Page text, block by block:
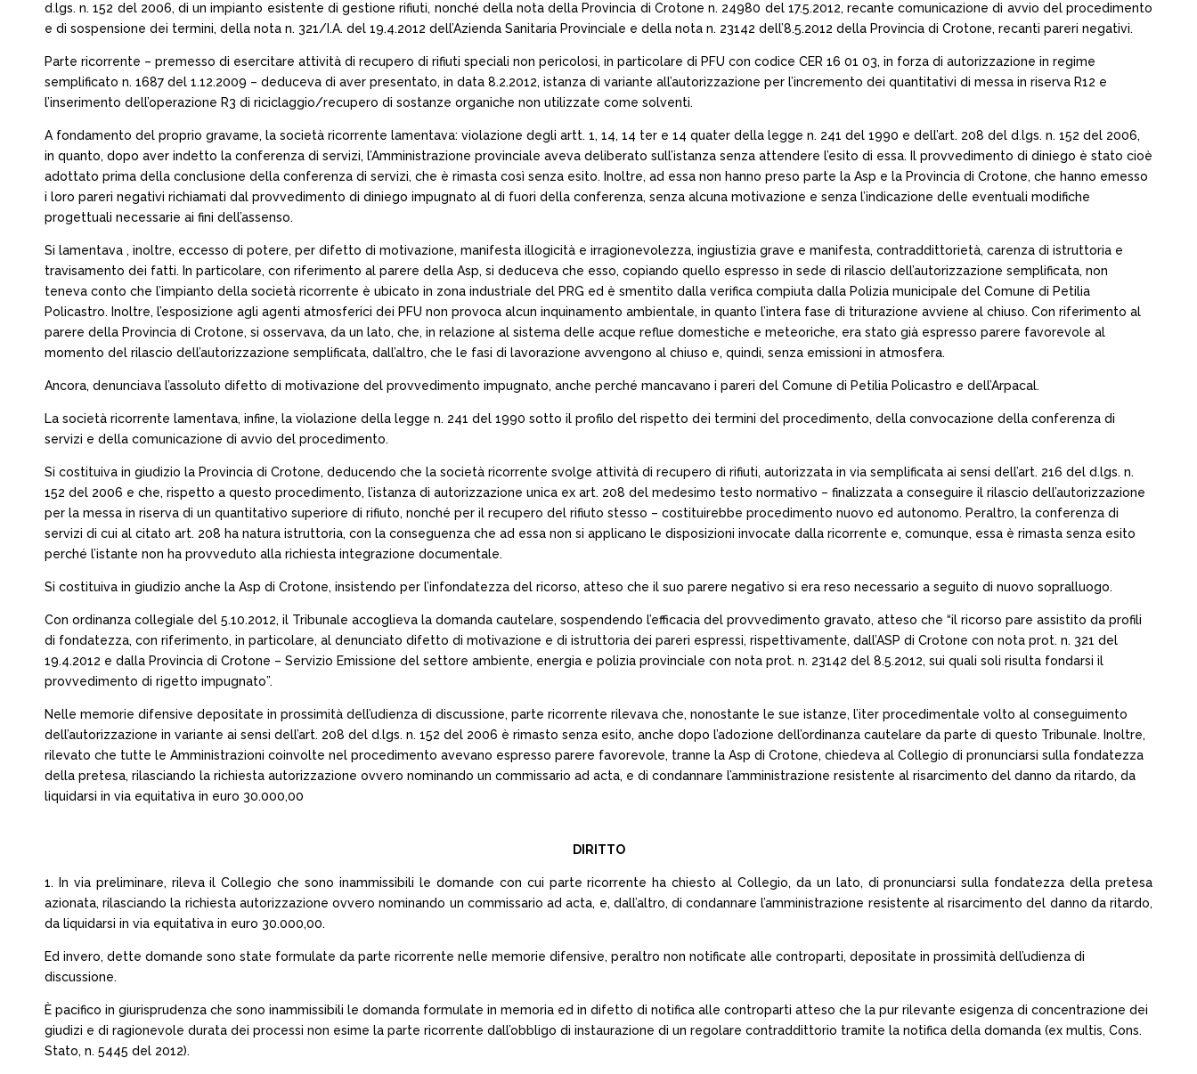
d.lgs. n. 152 del 2006, di un impianto esistente di gestione rifiuti, nonché della nota della Provincia di Crotone n. 24980 del 17.5.2012, recante comunicazione di avvio del procedimento
e di sospensione dei termini, della nota n. 321/I.A. del 19.4.2012 dell’Azienda Sanitaria Provinciale e della nota n. 23142 dell’8.5.2012 della Provincia di Crotone, recanti pareri negativi.
Parte ricorrente – premesso di esercitare attività di recupero di rifiuti speciali non pericolosi, in particolare di PFU con codice CER 16 01 03, in forza di autorizzazione in regime
semplificato n. 1687 del 1.12.2009 – deduceva di aver presentato, in data 8.2.2012, istanza di variante all’autorizzazione per l’incremento dei quantitativi di messa in riserva R12 e
l’inserimento dell’operazione R3 di riciclaggio/recupero di sostanze organiche non utilizzate come solventi.
A fondamento del proprio gravame, la società ricorrente lamentava: violazione degli artt. 1, 14, 14 ter e 14 quater della legge n. 241 del 1990 e dell’art. 208 del d.lgs. n. 152 del 2006,
in quanto, dopo aver indetto la conferenza di servizi, l’Amministrazione provinciale aveva deliberato sull’istanza senza attendere l’esito di essa. Il provvedimento di diniego è stato cioè
adottato prima della conclusione della conferenza di servizi, che è rimasta così senza esito. Inoltre, ad essa non hanno preso parte la Asp e la Provincia di Crotone, che hanno emesso
i loro pareri negativi richiamati dal provvedimento di diniego impugnato al di fuori della conferenza, senza alcuna motivazione e senza l’indicazione delle eventuali modifiche
progettuali necessarie ai fini dell’assenso.
Si lamentava , inoltre, eccesso di potere, per difetto di motivazione, manifesta illogicità e irragionevolezza, ingiustizia grave e manifesta, contraddittorietà, carenza di istruttoria e
travisamento dei fatti. In particolare, con riferimento al parere della Asp, si deduceva che esso, copiando quello espresso in sede di rilascio dell’autorizzazione semplificata, non
teneva conto che l’impianto della società ricorrente è ubicato in zona industriale del PRG ed è smentito dalla verifica compiuta dalla Polizia municipale del Comune di Petilia
Policastro. Inoltre, l’esposizione agli agenti atmosferici dei PFU non provoca alcun inquinamento ambientale, in quanto l’intera fase di triturazione avviene al chiuso. Con riferimento al
parere della Provincia di Crotone, si osservava, da un lato, che, in relazione al sistema delle acque reflue domestiche e meteoriche, era stato già espresso parere favorevole al
momento del rilascio dell’autorizzazione semplificata, dall’altro, che le fasi di lavorazione avvengono al chiuso e, quindi, senza emissioni in atmosfera.
Ancora, denunciava l’assoluto difetto di motivazione del provvedimento impugnato, anche perché mancavano i pareri del Comune di Petilia Policastro e dell’Arpacal.
La società ricorrente lamentava, infine, la violazione della legge n. 241 del 1990 sotto il profilo del rispetto dei termini del procedimento, della convocazione della conferenza di
servizi e della comunicazione di avvio del procedimento.
Si costituiva in giudizio la Provincia di Crotone, deducendo che la società ricorrente svolge attività di recupero di rifiuti, autorizzata in via semplificata ai sensi dell’art. 216 del d.lgs. n.
152 del 2006 e che, rispetto a questo procedimento, l’istanza di autorizzazione unica ex art. 208 del medesimo testo normativo – finalizzata a conseguire il rilascio dell’autorizzazione
per la messa in riserva di un quantitativo superiore di rifiuto, nonché per il recupero del rifiuto stesso – costituirebbe procedimento nuovo ed autonomo. Peraltro, la conferenza di
servizi di cui al citato art. 208 ha natura istruttoria, con la conseguenza che ad essa non si applicano le disposizioni invocate dalla ricorrente e, comunque, essa è rimasta senza esito
perché l’istante non ha provveduto alla richiesta integrazione documentale.
Si costituiva in giudizio anche la Asp di Crotone, insistendo per l’infondatezza del ricorso, atteso che il suo parere negativo si era reso necessario a seguito di nuovo sopralluogo.
Con ordinanza collegiale del 5.10.2012, il Tribunale accoglieva la domanda cautelare, sospendendo l’efficacia del provvedimento gravato, atteso che “il ricorso pare assistito da profili
di fondatezza, con riferimento, in particolare, al denunciato difetto di motivazione e di istruttoria dei pareri espressi, rispettivamente, dall’ASP di Crotone con nota prot. n. 321 del
19.4.2012 e dalla Provincia di Crotone – Servizio Emissione del settore ambiente, energia e polizia provinciale con nota prot. n. 23142 del 8.5.2012, sui quali soli risulta fondarsi il
provvedimento di rigetto impugnato”.
Nelle memorie difensive depositate in prossimità dell’udienza di discussione, parte ricorrente rilevava che, nonostante le sue istanze, l’iter procedimentale volto al conseguimento
dell’autorizzazione in variante ai sensi dell’art. 208 del d.lgs. n. 152 del 2006 è rimasto senza esito, anche dopo l’adozione dell’ordinanza cautelare da parte di questo Tribunale. Inoltre,
rilevato che tutte le Amministrazioni coinvolte nel procedimento avevano espresso parere favorevole, tranne la Asp di Crotone, chiedeva al Collegio di pronunciarsi sulla fondatezza
della pretesa, rilasciando la richiesta autorizzazione ovvero nominando un commissario ad acta, e di condannare l’amministrazione resistente al risarcimento del danno da ritardo, da
liquidarsi in via equitativa in euro 30.000,00
DIRITTO
1. In via preliminare, rileva il Collegio che sono inammissibili le domande con cui parte ricorrente ha chiesto al Collegio, da un lato, di pronunciarsi sulla fondatezza della pretesa
azionata, rilasciando la richiesta autorizzazione ovvero nominando un commissario ad acta, e, dall’altro, di condannare l’amministrazione resistente al risarcimento del danno da ritardo,
da liquidarsi in via equitativa in euro 30.000,00.
Ed invero, dette domande sono state formulate da parte ricorrente nelle memorie difensive, peraltro non notificate alle controparti, depositate in prossimità dell’udienza di
discussione.
È pacifico in giurisprudenza che sono inammissibili le domanda formulate in memoria ed in difetto di notifica alle controparti atteso che la pur rilevante esigenza di concentrazione dei
giudizi e di ragionevole durata dei processi non esime la parte ricorrente dall’obbligo di instaurazione di un regolare contraddittorio tramite la notifica della domanda (ex multis, Cons.
Stato, n. 5445 del 2012).